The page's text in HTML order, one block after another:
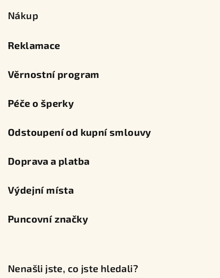
Nákup
Reklamace
Věrnostní program
Péče o šperky
Odstoupení od kupní smlouvy
Doprava a platba
Výdejní místa
Puncovní značky
Nenašli jste, co jste hledali?